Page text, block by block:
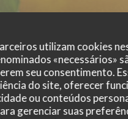
utilizam cookies
seu consentimento.
do site, oferecer
ou conteúdos
gerenciar suas